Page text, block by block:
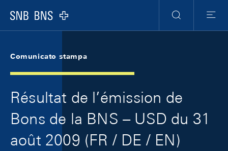
Logo
Ricerca
Menu
Comunicato stampa
Résultat de l’émission de
Bons de la BNS – USD du 31
août 2009 (FR / DE / EN)